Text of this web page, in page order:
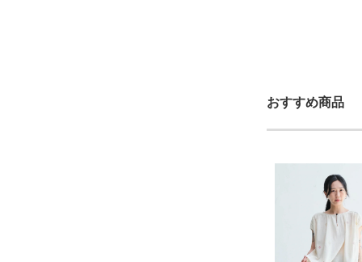
おすすめ商品